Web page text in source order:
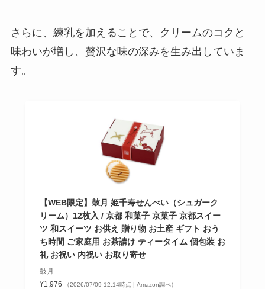
さらに、練乳を加えることで、クリームのコクと
味わいが増し、贅沢な味の深みを生み出していま
す。
【WEB限定】鼓月 姫千寿せんべい（シュガーク
リーム）12枚入 / 京都 和菓子 京菓子 京都スイー
ツ 和スイーツ お供え 贈り物 お土産 ギフト おう
ち時間 ご家庭用 お茶請け ティータイム 個包装 お
礼 お祝い 内祝い お取り寄せ
鼓月
¥1,976
（2026/07/09 12:14時点 | Amazon調べ）